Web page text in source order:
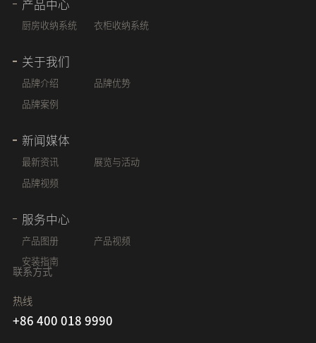
产品中心
厨房收纳系统 衣柜收纳系统
关于我们
品牌介绍
品牌优势
品牌案例
新闻媒体
最新资讯
展览与活动
品牌视频
服务中心
产品图册
产品视频
安装指南
联系方式
热线
+86 400 018 9990